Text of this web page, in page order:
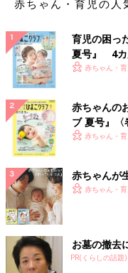
ん。
夏は薄い毛布やタオル
赤ちゃんは上手に熱を発
て、薄手の毛布やタオル
やすといけないので胴
でしょう。タオルケット
そして暑さの厳しい日本
を快適に保つことも大切
に工夫してあげてくださ
秋は春と同じ寝具で、
秋も気温は春と変わらな
赤ちゃん・育児の人
育児の困っ
夏号』 4カ
いっぱい！
赤ちゃん・
赤ちゃんの
ブ 夏号』
く！ おっぱ
赤ちゃん・
赤ちゃんが
赤ちゃん・
お墓の撤去
PR(くらしの話題)